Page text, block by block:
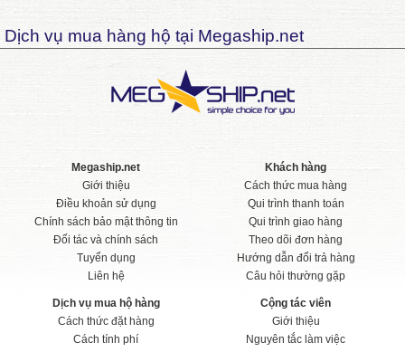
Dịch vụ mua hàng hộ tại Megaship.net
Megaship.net
Giới thiệu
Điều khoản sử dụng
Chính sách bảo mật thông tin
Đối tác và chính sách
Tuyển dụng
Liên hệ
Khách hàng
Cách thức mua hàng
Qui trình thanh toán
Qui trình giao hàng
Theo dõi đơn hàng
Hướng dẫn đổi trả hàng
Câu hỏi thường gặp
Dịch vụ mua hộ hàng
Cách thức đặt hàng
Cách tính phí
Cộng tác viên
Giới thiệu
Nguyên tắc làm việc